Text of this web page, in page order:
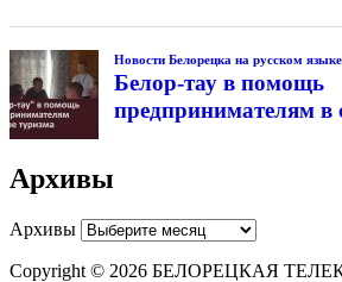
Новости Белорецка на русском языке
Белор-тау в помощь
предпринимателям в
Архивы
Архивы
Copyright © 2026 БЕЛОРЕЦКАЯ